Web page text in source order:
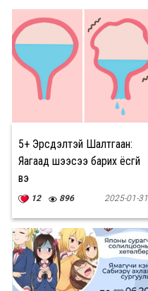
5+ Эрсдэлтэй Шалтгаан:
Яагаад шээсээ барих ёсгүй
вэ
12 896 2025-01-31